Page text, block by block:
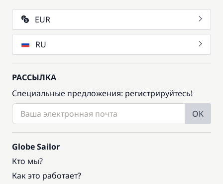
EUR
RU
РАССЫЛКА
Специальные предложения: регистрируйтесь!
OK
Globe Sailor
Кто мы?
Как это работает?